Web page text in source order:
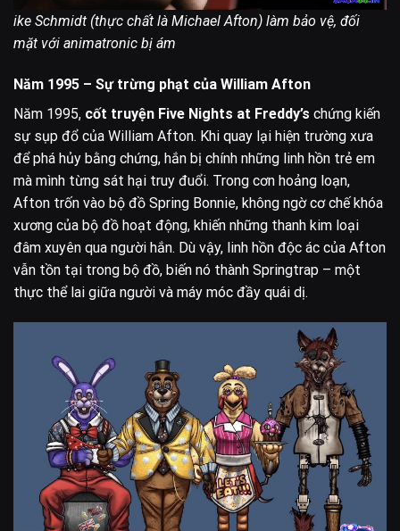
ike Schmidt (thực chất là Michael Afton) làm bảo vệ, đối
mặt với animatronic bị ám
Năm 1995 – Sự trừng phạt của William Afton
Năm 1995, cốt truyện Five Nights at Freddy’s chứng kiến
sự sụp đổ của William Afton. Khi quay lại hiện trường xưa
để phá hủy bằng chứng, hắn bị chính những linh hồn trẻ em
mà mình từng sát hại truy đuổi. Trong cơn hoảng loạn,
Afton trốn vào bộ đồ Spring Bonnie, không ngờ cơ chế khóa
xương của bộ đồ hoạt động, khiến những thanh kim loại
đâm xuyên qua người hắn. Dù vậy, linh hồn độc ác của Afton
vẫn tồn tại trong bộ đồ, biến nó thành Springtrap – một
thực thể lai giữa người và máy móc đầy quái dị.